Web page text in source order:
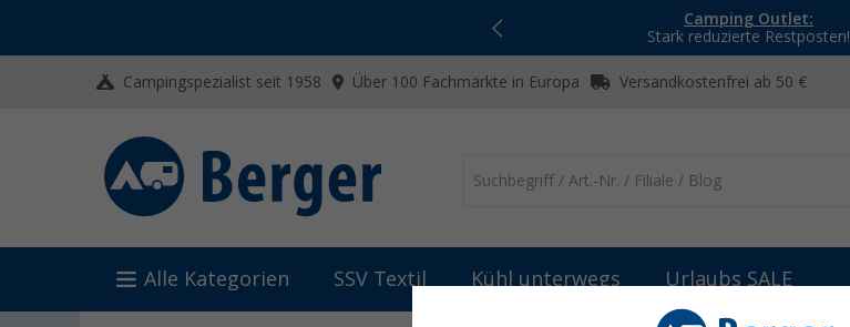
Camping Outlet:
Stark reduzierte Restposten!
Campingspezialist seit 1958 Über 100 Fachmärkte in Europa Versandkostenfrei ab 50 €
Alle Kategorien SSV Textil Kühl unterwegs Urlaubs SALE